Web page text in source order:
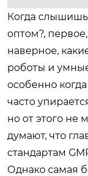
Когда слышишь
оптом?,
наверное,
роботы и
особенно
часто
но от этого
думают, что
стандартам
Однако самая